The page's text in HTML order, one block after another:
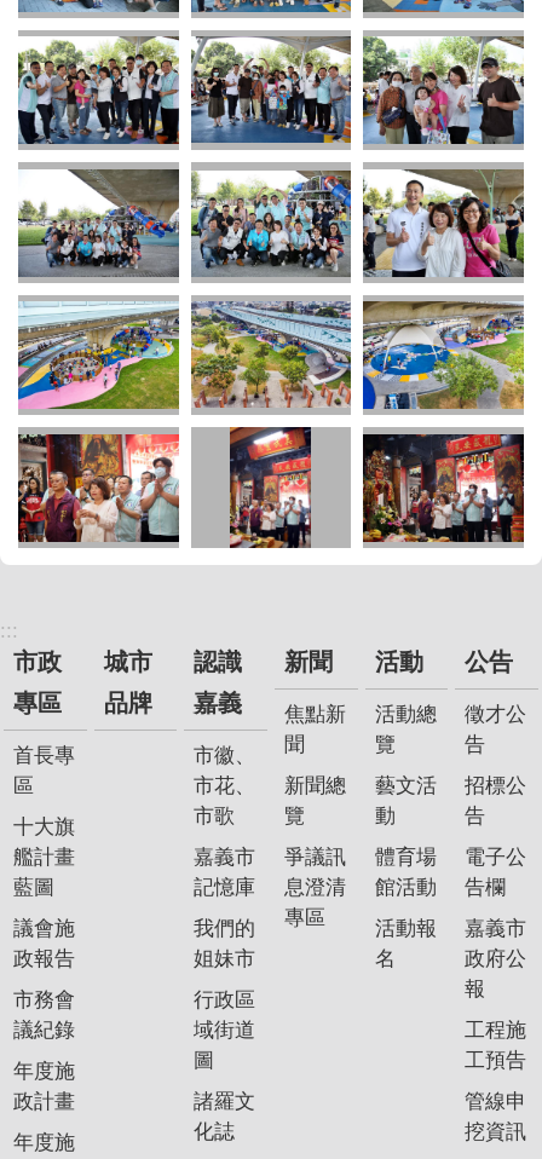
:::
市政
專區
首長專
區
十大旗
艦計畫
藍圖
議會施
政報告
市務會
議紀錄
年度施
政計畫
年度施
城市
品牌
認識
嘉義
市徽、
市花、
市歌
嘉義市
記憶庫
我們的
姐妹市
行政區
域街道
圖
諸羅文
化誌
新聞
焦點新
聞
新聞總
覽
爭議訊
息澄清
專區
活動
活動總
覽
藝文活
動
體育場
館活動
活動報
名
公告
徵才公
告
招標公
告
電子公
告欄
嘉義市
政府公
報
工程施
工預告
管線申
挖資訊